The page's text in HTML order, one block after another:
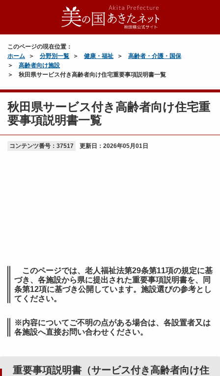
このページの現在位置：
ホーム
分野別一覧 健康・福祉
高齢者・介護・国保
高齢者向け施設
秋田県サービス付き高齢者向け住宅重要事項説明書一覧
秋田県サービス付き高齢者向け住宅重
要事項説明書一覧
コンテンツ番号：37517 更新日： 2026年05月01日
このページでは、老人福祉法第29条第11項の規定に基
づき、各施設から県に提出された重要事項説明書を、同
条第12項に基づき公開しています。施設選びの参考とし
てください。
※内容についてご不明の点がある場合は、各設置者又は
各施設へ直接お問い合わせください。
重要事項説明書（サービス付き高齢者向け住